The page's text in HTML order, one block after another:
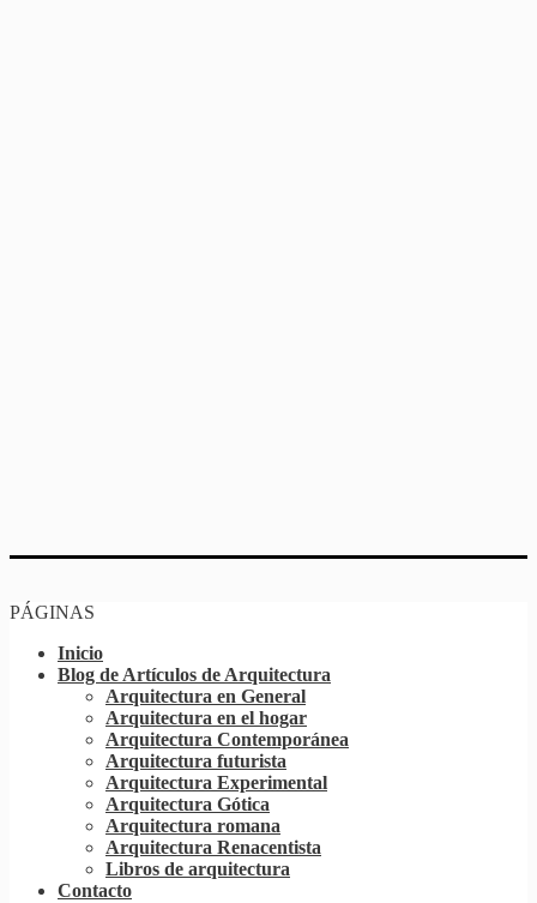
PÁGINAS
Inicio
Blog de Artículos de Arquitectura
Arquitectura en General
Arquitectura en el hogar
Arquitectura Contemporánea
Arquitectura futurista
Arquitectura Experimental
Arquitectura Gótica
Arquitectura romana
Arquitectura Renacentista
Libros de arquitectura
Contacto